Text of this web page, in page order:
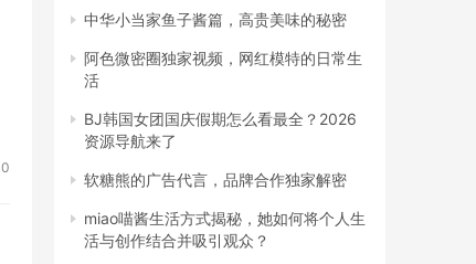
0
中华小当家鱼子酱篇，高贵美味的秘密
阿色微密圈独家视频，网红模特的日常生
活
BJ韩国女团国庆假期怎么看最全？2026
资源导航来了
软糖熊的广告代言，品牌合作独家解密
miao喵酱生活方式揭秘，她如何将个人生
活与创作结合并吸引观众？